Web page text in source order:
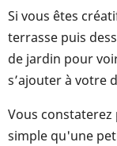
Si vous êtes
terrasse puis
de jardin pour
s’ajouter à votre
Vous
simple qu'une